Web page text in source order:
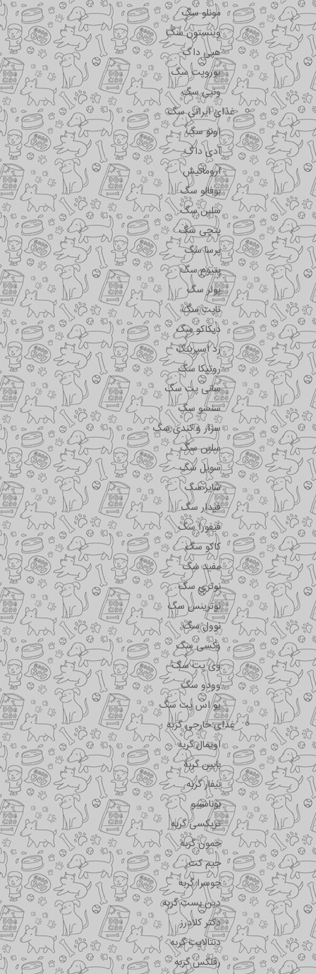
مونلو سگ
وینستون سگ
هپی داگ
یوروپت سگ
ونپی سگ
غذای ایرانی سگ
اونو سگ
آدی داگ
اروماتیش
بوفالو سگ
سلبن سگ
پتچی سگ
پرسا سگ
پتیوم سگ
پولر سگ
تاپت سگ
دیکاکو سگ
رد اسپرینگ
روتیکا سگ
سانی پت سگ
سنسو سگ
سزار و کندی سگ
سلبن سگ
سویل سگ
شایر سگ
فیدار سگ
فیفورا سگ
کاکو سگ
مفید سگ
نوتری سگ
نوترینس سگ
نوول سگ
وکسی سگ
وی پت سگ
وودو سگ
یو اس پت سگ
غذای خارجی گربه
اویمال گربه
بابین گربه
بیفار گربه
بوناسیبو
تریکسی گربه
جمون گربه
جیم کت
جوسرا گربه
دین بست گربه
دکتر کلادرز
دنتالایت گربه
رفلکس گربه